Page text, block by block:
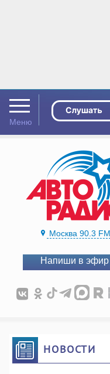
Москва 90.3 FM
Напиши в эфир
НОВОСТИ